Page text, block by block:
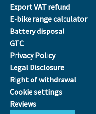
Export VAT refund
E-bike range calculator
Battery disposal
GTC
Privacy Policy
Legal Disclosure
Right of withdrawal
Cookie settings
Reviews